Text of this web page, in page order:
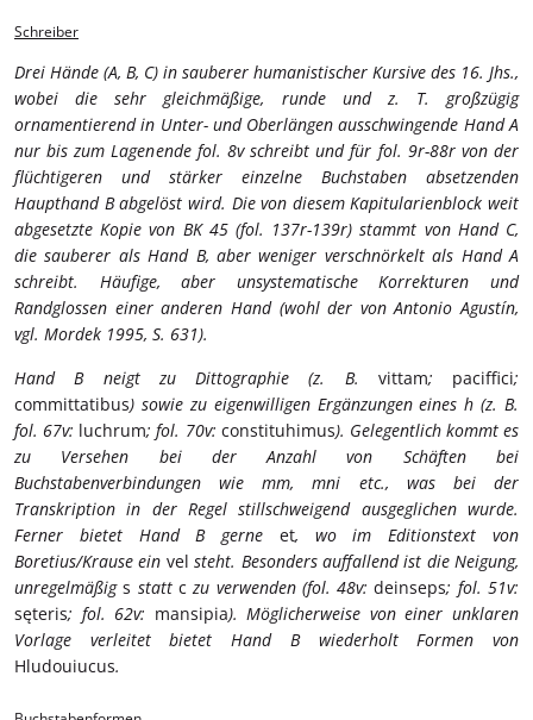
Schreiber
Drei Hände (A, B, C) in sauberer humanistischer Kursive des 16. Jhs.,
wobei die sehr gleichmäßige, runde und z. T. großzügig
ornamentierend in Unter- und Oberlängen ausschwingende Hand A
nur bis zum Lagenende fol. 8v schreibt und für fol. 9r-88r von der
flüchtigeren und stärker einzelne Buchstaben absetzenden
Haupthand B abgelöst wird. Die von diesem Kapitularienblock weit
abgesetzte Kopie von BK 45 (fol. 137r-139r) stammt von Hand C,
die sauberer als Hand B, aber weniger verschnörkelt als Hand A
schreibt. Häufige, aber unsystematische Korrekturen und
Randglossen einer anderen Hand (wohl der von Antonio Agustín,
vgl. Mordek 1995, S. 631).
Hand B neigt zu Dittographie (z. B. vittam; paciffici;
committatibus) sowie zu eigenwilligen Ergänzungen eines h (z. B.
fol. 67v: luchrum; fol. 70v: constituhimus). Gelegentlich kommt es
zu Versehen bei der Anzahl von Schäften bei
Buchstabenverbindungen wie mm, mni etc., was bei der
Transkription in der Regel stillschweigend ausgeglichen wurde.
Ferner bietet Hand B gerne et, wo im Editionstext von
Boretius/Krause ein vel steht. Besonders auffallend ist die Neigung,
unregelmäßigs statt c zu verwenden (fol. 48v:deinseps; fol. 51v:
sęteris; fol. 62v: mansipia). Möglicherweise von einer unklaren
Vorlage verleitet bietet Hand B wiederholt Formen von
Hludouiucus.